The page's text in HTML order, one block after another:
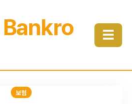
☰
보험